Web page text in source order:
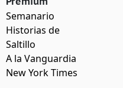
Semanario
Historias de
Saltillo
A la Vanguardia
New York Times